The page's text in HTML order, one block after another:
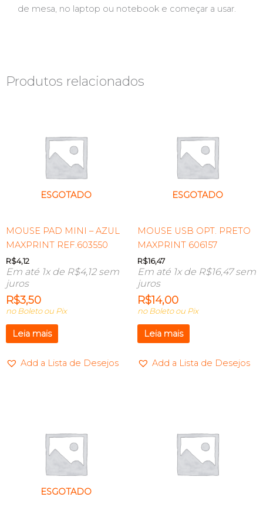
de mesa, no laptop ou notebook e começar a usar.
Produtos relacionados
ESGOTADO
MOUSE PAD MINI – AZUL
MAXPRINT REF.603550
R$4,12
Em até 1x de R$4,12sem
juros
R$3,50
no Boleto ou Pix
Leia mais
Add a Lista de Desejos
ESGOTADO
MOUSE USB OPT. PRETO
MAXPRINT 606157
R$16,47
Em até 1x de R$16,47sem
juros
R$14,00
no Boleto ou Pix
Leia mais
Add a Lista de Desejos
ESGOTADO